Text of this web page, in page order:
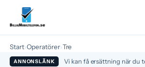
Start›Operatörer›Tre
ANNONSLÄNK
Vi kan få ersättning när du